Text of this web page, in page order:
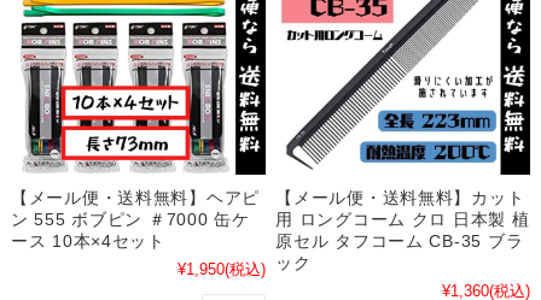
【メール便・送料無料】ヘアピ
ン 555 ボブピン ＃7000 缶ケ
ース 10本×4セット
¥1,950(税込)
【メール便・送料無料】カット
用 ロングコーム クロ 日本製 植
原セル タフコーム CB-35 ブラ
ック
¥1,360(税込)